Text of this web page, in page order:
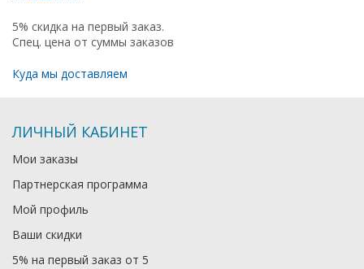
5% скидка на первый заказ.
Спец. цена от суммы заказов
Куда мы доставляем
ЛИЧНЫЙ КАБИНЕТ
Мои заказы
Партнерская программа
Мой профиль
Ваши скидки
5% на первый заказ от 5